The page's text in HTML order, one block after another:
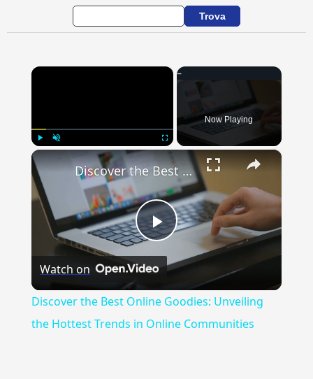
×
Now Playing
×
Play
Video
Discover the Best Online Goodies: Unveiling the Hottest Trends in Online Communities
Watch on
Discover the Best Online Goodies: Unveiling
the Hottest Trends in Online Communities